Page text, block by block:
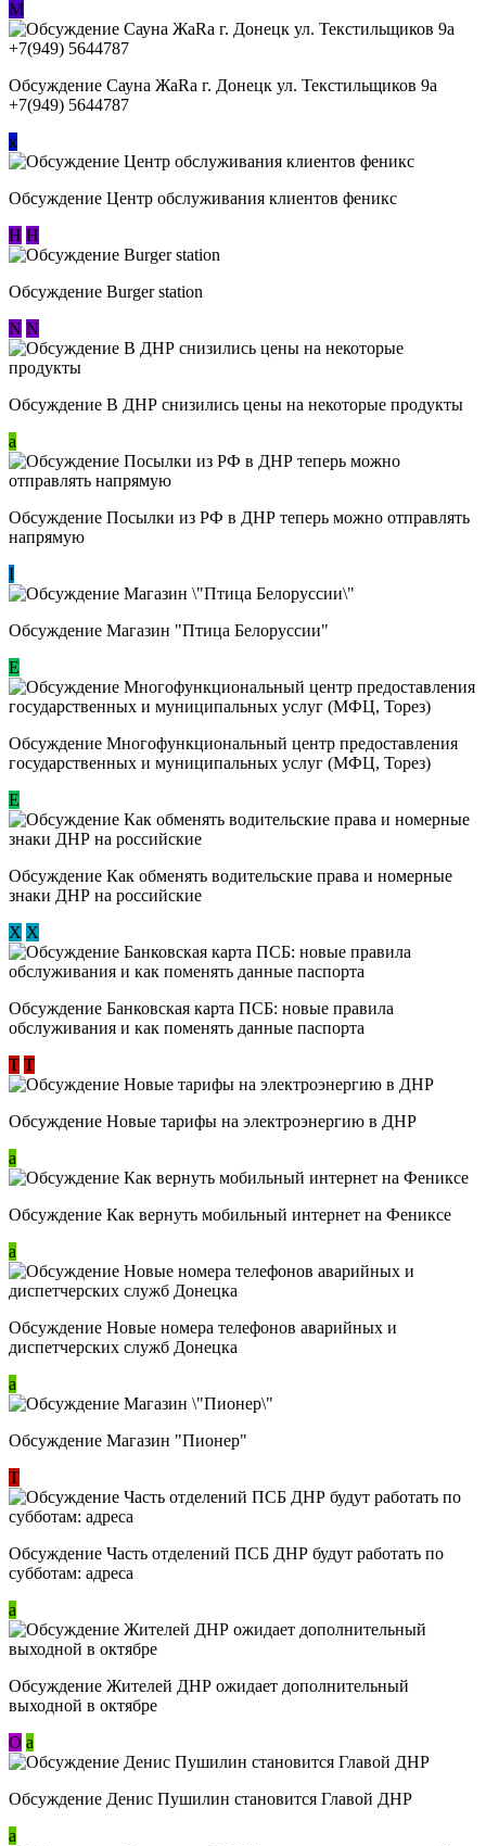
М
Обсуждение Сауна ЖаRa г. Донецк ул. Текстильщиков 9а
+7(949) 5644787
к
Обсуждение Центр обслуживания клиентов феникс
Н Н
Обсуждение Burger station
N N
Обсуждение В ДНР снизились цены на некоторые продукты
a
Обсуждение Посылки из РФ в ДНР теперь можно отправлять
напрямую
I
Обсуждение Магазин "Птица Белоруссии"
Е
Обсуждение Многофункциональный центр предоставления
государственных и муниципальных услуг (МФЦ, Торез)
E
Обсуждение ​Как обменять водительские права и номерные
знаки ДНР на российские
Х Х
Обсуждение ​Банковская карта ПСБ: новые правила
обслуживания и как поменять данные паспорта
Т Т
Обсуждение Новые тарифы на электроэнергию в ДНР
a
Обсуждение Как вернуть мобильный интернет на Фениксе
a
Обсуждение Новые номера телефонов аварийных и
диспетчерских служб Донецка
a
Обсуждение Магазин "Пионер"
Т
Обсуждение Часть отделений ПСБ ДНР будут работать по
субботам: адреса
a
Обсуждение Жителей ДНР ожидает дополнительный
выходной в октябре
О a
Обсуждение Денис Пушилин становится Главой ДНР
a